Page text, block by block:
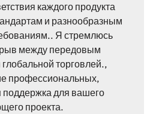
каждого продукта
и разнообразным
Я стремлюсь
между передовым
торговлей.,
профессиональных,
поддержка для вашего
проекта.